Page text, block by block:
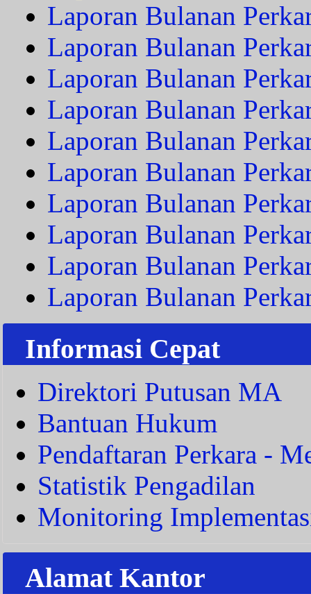
Laporan Bulanan
Laporan Bulanan
Laporan Bulanan
Laporan Bulanan
Laporan Bulanan
Laporan Bulanan
Laporan Bulanan
Laporan Bulanan
Laporan Bulanan
Laporan Bulanan
Informasi Cepat
Direktori Putusan MA
Bantuan Hukum
Pendaftaran Perkara -
Statistik Pengadilan
Monitoring
Alamat Kantor